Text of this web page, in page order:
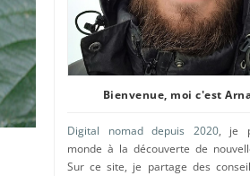
Bienvenue, moi c'est
Digital nomad depuis 2020, je
monde à la découverte de
Sur ce site, je partage des